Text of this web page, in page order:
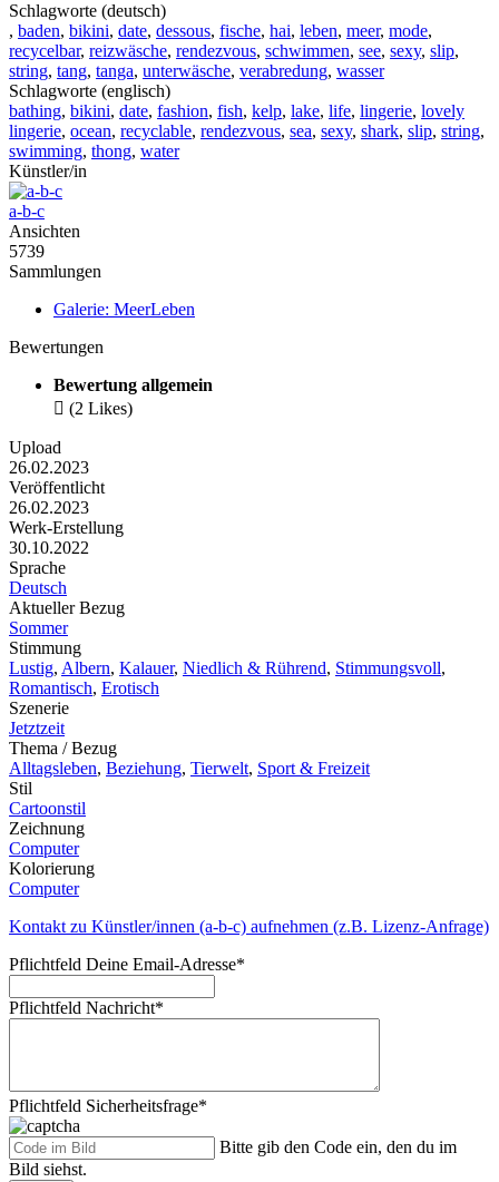
Schlagworte (deutsch)
, baden, bikini, date, dessous, fische, hai, leben, meer, mode,
recycelbar, reizwäsche, rendezvous, schwimmen, see, sexy, slip,
string, tang, tanga, unterwäsche, verabredung, wasser
Schlagworte (englisch)
bathing, bikini, date, fashion, fish, kelp, lake, life, lingerie, lovely
lingerie, ocean, recyclable, rendezvous, sea, sexy, shark, slip, string,
swimming, thong, water
Künstler/in
a-b-c
Ansichten
5739
Sammlungen
Galerie: MeerLeben
Bewertungen
Bewertung allgemein
 (2 Likes)
Upload
26.02.2023
Veröffentlicht
26.02.2023
Werk-Erstellung
30.10.2022
Sprache
Deutsch
Aktueller Bezug
Sommer
Stimmung
Lustig, Albern, Kalauer, Niedlich & Rührend, Stimmungsvoll,
Romantisch, Erotisch
Szenerie
Jetztzeit
Thema / Bezug
Alltagsleben, Beziehung, Tierwelt, Sport & Freizeit
Stil
Cartoonstil
Zeichnung
Computer
Kolorierung
Computer
Kontakt zu Künstler/innen (a-b-c) aufnehmen (z.B. Lizenz-Anfrage)
Pflichtfeld Deine Email-Adresse*
Pflichtfeld Nachricht*
Pflichtfeld Sicherheitsfrage*
Bitte gib den Code ein, den du im
Bild siehst.